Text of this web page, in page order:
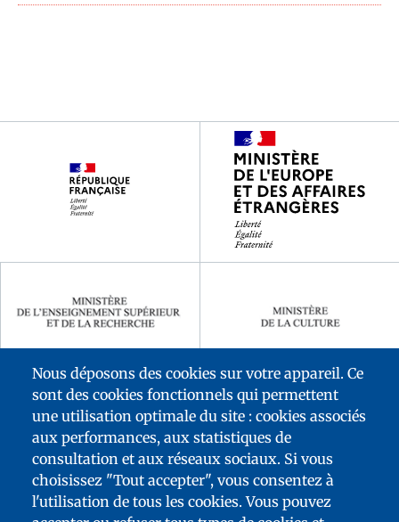
Nous déposons des cookies sur votre appareil. Ce
sont des cookies fonctionnels qui permettent
une utilisation optimale du site : cookies associés
aux performances, aux statistiques de
consultation et aux réseaux sociaux. Si vous
choisissez "Tout accepter", vous consentez à
l'utilisation de tous les cookies. Vous pouvez